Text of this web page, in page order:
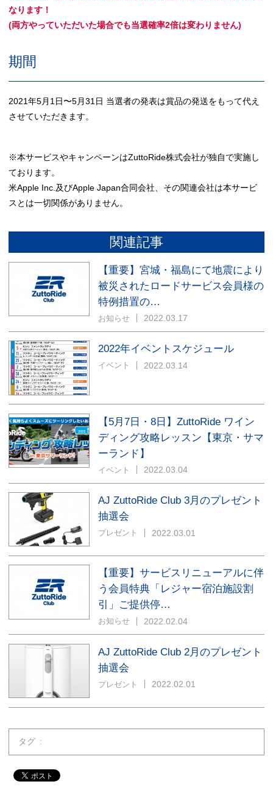
なります！
(両方やっていただいた場合でも当選確率2倍は変わりません)
期間
2021年5月1日〜5月31日 当選者の発表は賞品の発送をもって代え
させていただきます。
※本サービスやキャンペーンはZuttoRide株式会社が独自で実施し
ております。
米Apple Inc.及びApple Japan合同会社、その関連会社は本サービ
スとは一切関係がありません。
関連記事
【重要】宮城・福島にて地震により
被災されたロードサービス会員様の
特例措置の…
お知らせ 2022.03.17
2022年イベントスケジュール
イベント 2022.03.14
【5月7日・8日】ZuttoRide ワイン
ディング攻略レッスン【東京・サマ
ーランド】
イベント 2022.03.04
AJ ZuttoRide Club 3月のプレゼント
抽選会
プレゼント 2022.03.01
【重要】サービスリニューアルに伴
う会員特典「レジャー宿泊施設割
引」ご提供停…
お知らせ 2022.02.04
AJ ZuttoRide Club 2月のプレゼント
抽選会
プレゼント 2022.02.01
タグ